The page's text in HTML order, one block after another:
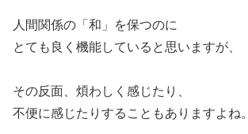
人間関係の「和」を保つのに
とても良く機能していると思いますが、
その反面、煩わしく感じたり、
不便に感じたりすることもありますよね。